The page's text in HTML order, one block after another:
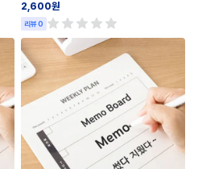
2,600원
리뷰 0